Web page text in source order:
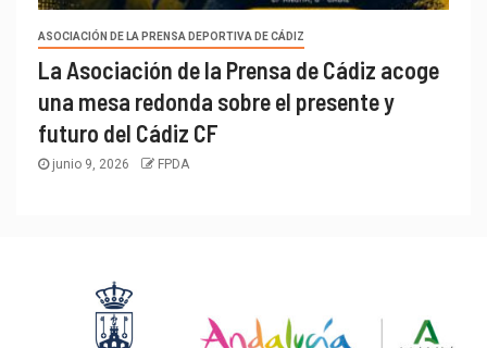
ASOCIACIÓN DE LA PRENSA DEPORTIVA DE CÁDIZ
La Asociación de la Prensa de Cádiz acoge
una mesa redonda sobre el presente y
futuro del Cádiz CF
junio 9, 2026 FPDA